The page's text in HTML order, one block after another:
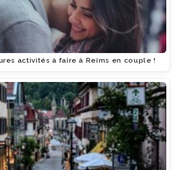
activités à faire à Reims en couple !